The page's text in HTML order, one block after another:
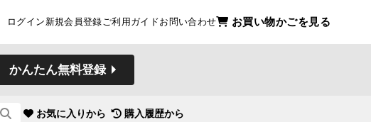
ログイン 新規会員登録ご利用ガイドお問い合わせ お買い物かごを見る
かんたん無料登録
お気に入りから 購入履歴から